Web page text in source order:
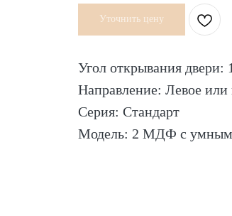
Уточнить цену
Угол открывания двери:
Направление: Левое или
Серия: Стандарт
Модель: 2 МДФ с умным